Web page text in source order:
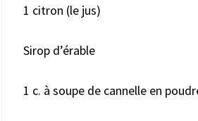
1 citron (le jus)
Sirop d’érable
1 c. à soupe de cannelle en